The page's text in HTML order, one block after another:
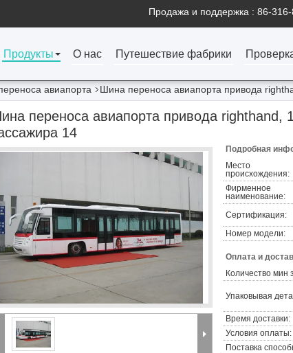
Продажа и поддержка : 86-
Продукты О нас Путешествие фабрики
авиапорта Шина переноса авиапорта привода
переноса авиапорта привода righthand,
14
Подробная
Место
происхождения:
Фирменное
наименование:
Сертификация:
Номер модели:
Оплата и
Количество мин
Упаковывая
Время доставки:
Условия оплаты:
Поставка